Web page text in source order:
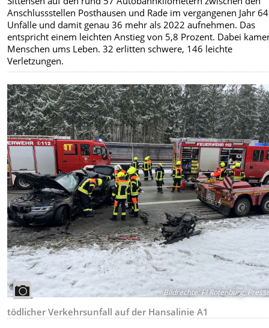
Anschlussstellen Posthausen und Rade im vergangenen Jahr
Unfälle und damit genau 36 mehr als 2022 aufnehmen. Das
entspricht einem leichten Anstieg von 5,8 Prozent. Dabei
Menschen ums Leben. 32 erlitten schwere, 146 leichte
Verletzungen.
Bildrechte:PI Rotenburg,
tödlicher Verkehrsunfall auf der Hansalinie A1